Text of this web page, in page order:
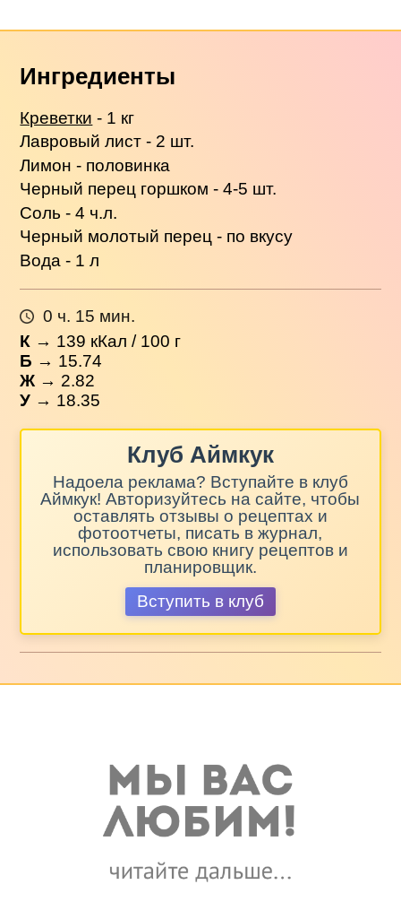
Ингредиенты
Креветки - 1 кг
Лавровый лист - 2 шт.
Лимон - половинка
Черный перец горшком - 4-5 шт.
Соль - 4 ч.л.
Черный молотый перец - по вкусу
Вода - 1 л
0 ч. 15 мин.
К → 139 кКал / 100 г
Б → 15.74
Ж → 2.82
У → 18.35
Клуб Аймкук
Надоела реклама? Вступайте в клуб
Аймкук! Авторизуйтесь на сайте, чтобы
оставлять отзывы о рецептах и
фотоотчеты, писать в журнал,
использовать свою книгу рецептов и
планировщик.
Вступить в клуб